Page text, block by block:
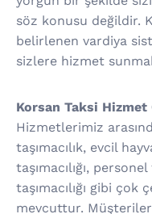
söz konusu değildir.
belirlenen vardiya
sizlere hizmet
Korsan Taksi
Hizmetlerimiz
taşımacılık, evcil
taşımacılığı, personel
taşımacılığı gibi
mevcuttur.